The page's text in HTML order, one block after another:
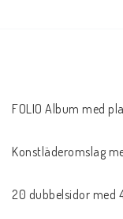
Inkl. Moms
Betala enkelt i förskott
FOLIO Album med
Konstläderomslag
20 dubbelsidor med